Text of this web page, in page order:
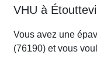
VHU à
Vous avez une
(76190) et vous